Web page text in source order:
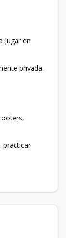
jugar en
privada.
practicar